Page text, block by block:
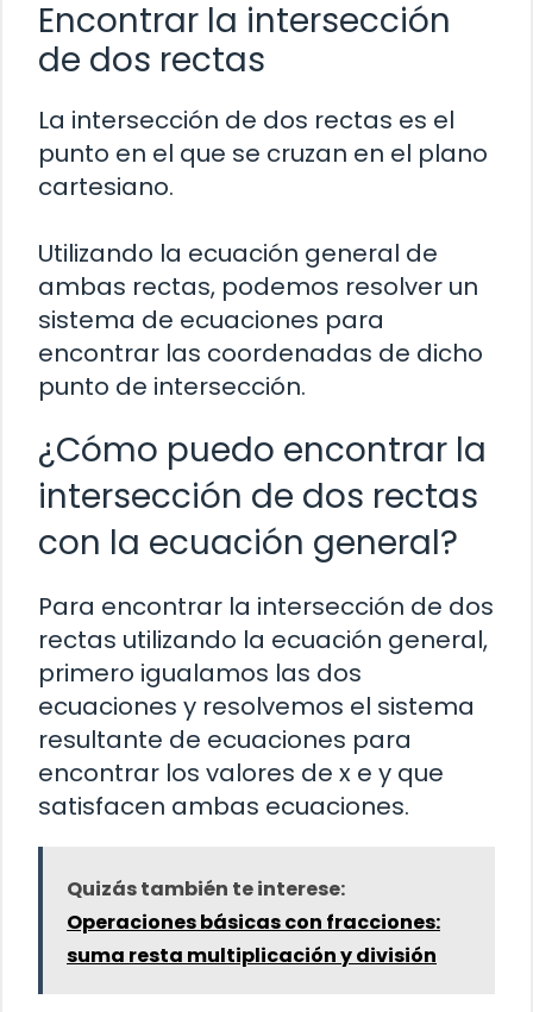
Encontrar la intersección
de dos rectas
La intersección de dos rectas es el
punto en el que se cruzan en el plano
cartesiano.
Utilizando la ecuación general de
ambas rectas, podemos resolver un
sistema de ecuaciones para
encontrar las coordenadas de dicho
punto de intersección.
¿Cómo puedo encontrar la
intersección de dos rectas
con la ecuación general?
Para encontrar la intersección de dos
rectas utilizando la ecuación general,
primero igualamos las dos
ecuaciones y resolvemos el sistema
resultante de ecuaciones para
encontrar los valores de x e y que
satisfacen ambas ecuaciones.
Quizás también te interese:
Operaciones básicas con fracciones:
suma resta multiplicación y división